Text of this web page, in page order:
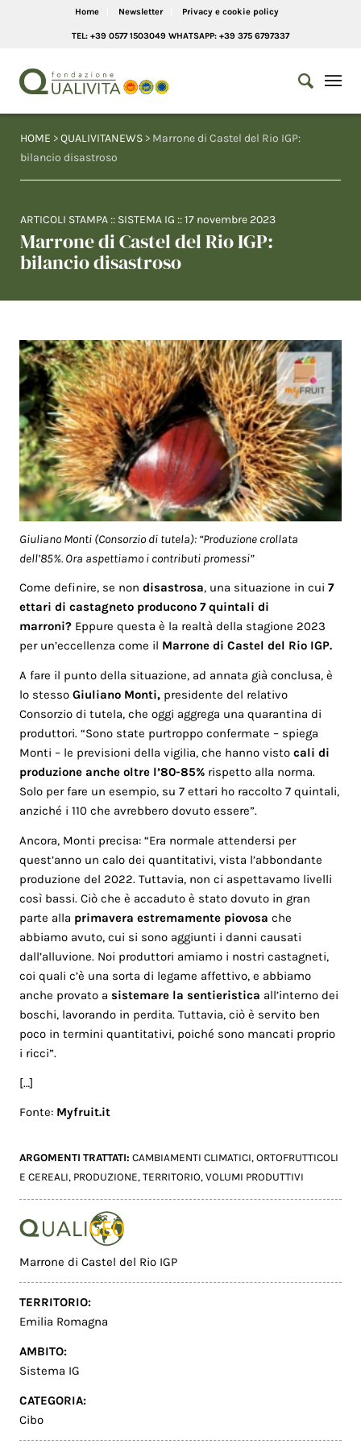
Home Newsletter Privacy e cookie policy
TEL: +39 0577 1503049 WHATSAPP: +39 375 6797337
HOME >QUALIVITANEWS > Marrone di Castel del Rio IGP:
bilancio disastroso
ARTICOLI STAMPA :: SISTEMA IG ::17 novembre 2023
Marrone di Castel del Rio IGP:
bilancio disastroso
Giuliano Monti (Consorzio di tutela): “Produzione crollata
dell’85%. Ora aspettiamo i contributi promessi”
Come definire, se nondisastrosa, una situazione in cui 7
ettari di castagneto producono 7 quintali di
marroni? Eppure questa è la realtà della stagione 2023
per un’eccellenza come il Marrone di Castel del Rio IGP.
A fare il punto della situazione, ad annata già conclusa, è
lo stessoGiuliano Monti, presidente del relativo
Consorzio di tutela, che oggi aggrega una quarantina di
produttori. “Sono state purtroppo confermate – spiega
Monti – le previsioni della vigilia, che hanno vistocali di
produzione anche oltre l’80-85% rispetto alla norma.
Solo per fare un esempio, su 7 ettari ho raccolto 7 quintali,
anziché i 110 che avrebbero dovuto essere”.
Ancora, Monti precisa: “Era normale attendersi per
quest’anno un calo dei quantitativi, vista l’abbondante
produzione del 2022. Tuttavia, non ci aspettavamo livelli
così bassi. Ciò che è accaduto è stato dovuto in gran
parte alla primavera estremamente piovosa che
abbiamo avuto, cui si sono aggiunti i danni causati
dall’alluvione. Noi produttori amiamo i nostri castagneti,
coi quali c’è una sorta di legame affettivo, e abbiamo
anche provato asistemare la sentieristica all’interno dei
boschi, lavorando in perdita. Tuttavia, ciò è servito ben
poco in termini quantitativi, poiché sono mancati proprio
i ricci”.
[…]
Fonte: Myfruit.it
ARGOMENTI TRATTATI:CAMBIAMENTI CLIMATICI,ORTOFRUTTICOLI
E CEREALI, PRODUZIONE,TERRITORIO,VOLUMI PRODUTTIVI
Marrone di Castel del Rio IGP
TERRITORIO:
Emilia Romagna
AMBITO:
Sistema IG
CATEGORIA:
Cibo